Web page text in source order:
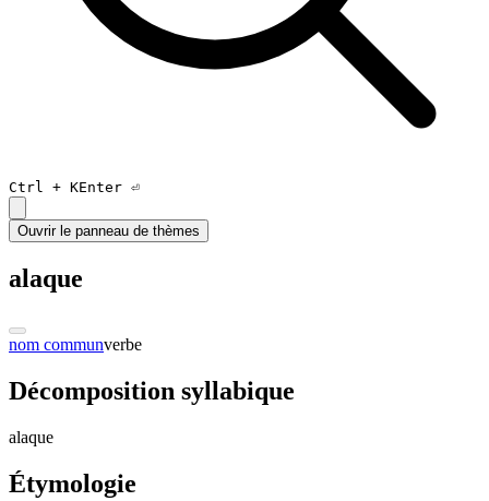
Ctrl + KEnter ⏎
Ouvrir le panneau de thèmes
alaque
nom communverbe
Décomposition syllabique
alaque
Étymologie